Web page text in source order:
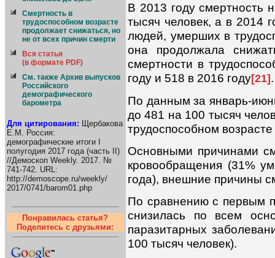
Смертность в
трудоспособном возрасте
продолжает снижаться, но
не от всех причин смерти
Вся статья
(в формате PDF)
См. также Архив выпусков
Российского
демографического
барометра
Для цитирования: Щербакова
Е.М. Россия:
демографические итоги I
полугодия 2017 года (часть II)
//Демоскоп Weekly. 2017. №
741-742. URL:
http://demoscope.ru/weekly/
2017/0741/barom01.php
Понравилась статья?
Поделитесь с друзьями:
В 2013 году смертность
тысяч человек, а в 2014
людей, умерших в
она продолжала
смертности в
году и 518 в 2016 году[21] .
По данным за январь-
до 481 на 100 тысяч
трудоспособном
Основными причинами
кровообращения (31%
года), внешние причины
По сравнению с первым
снизилась по всем
паразитарных
100 тысяч человек).